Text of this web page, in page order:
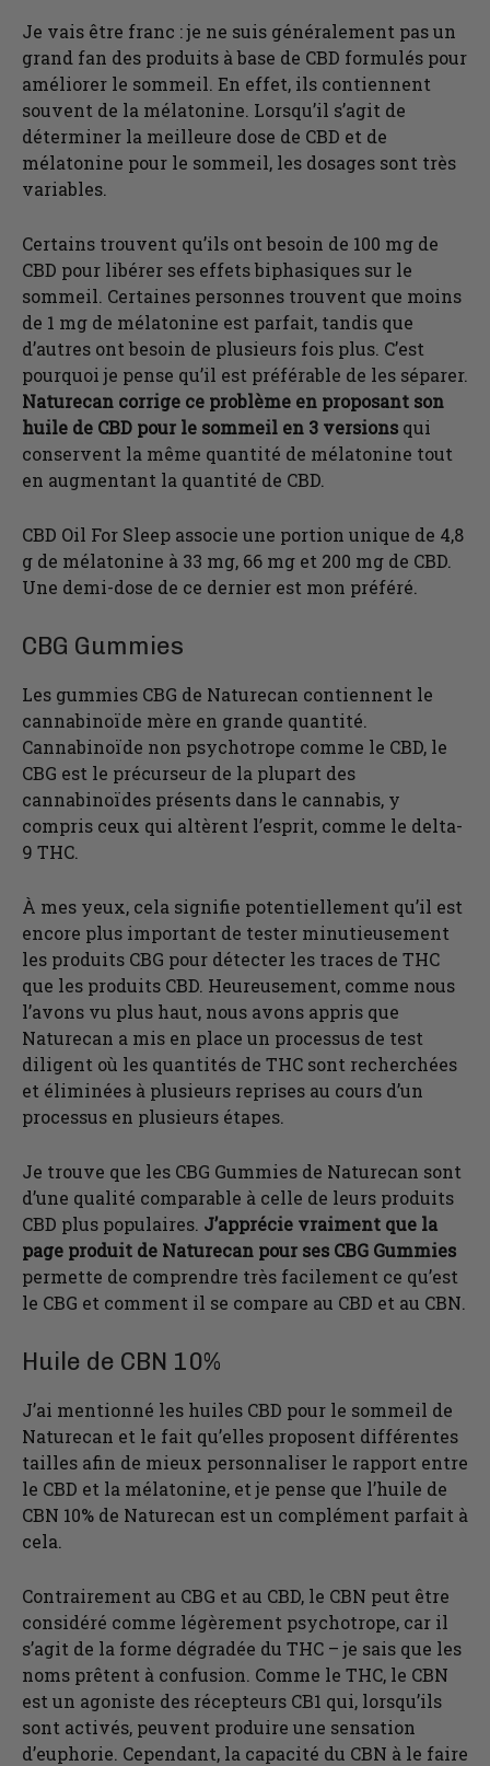
Je vais être franc : je ne suis généralement pas un
grand fan des produits à base de CBD formulés pour
améliorer le sommeil. En effet, ils contiennent
souvent de la mélatonine. Lorsqu’il s’agit de
déterminer la meilleure dose de CBD et de
mélatonine pour le sommeil, les dosages sont très
variables.
Certains trouvent qu’ils ont besoin de 100 mg de
CBD pour libérer ses effets biphasiques sur le
sommeil. Certaines personnes trouvent que moins
de 1 mg de mélatonine est parfait, tandis que
d’autres ont besoin de plusieurs fois plus. C’est
pourquoi je pense qu’il est préférable de les séparer.
Naturecan corrige ce problème en proposant son
huile de CBD pour le sommeil en 3 versions qui
conservent la même quantité de mélatonine tout
en augmentant la quantité de CBD.
CBD Oil For Sleep associe une portion unique de 4,8
g de mélatonine à 33 mg, 66 mg et 200 mg de CBD.
Une demi-dose de ce dernier est mon préféré.
CBG Gummies
Les gummies CBG de Naturecan contiennent le
cannabinoïde mère en grande quantité.
Cannabinoïde non psychotrope comme le CBD, le
CBG est le précurseur de la plupart des
cannabinoïdes présents dans le cannabis, y
compris ceux qui altèrent l’esprit, comme le delta-
9 THC.
À mes yeux, cela signifie potentiellement qu’il est
encore plus important de tester minutieusement
les produits CBG pour détecter les traces de THC
que les produits CBD. Heureusement, comme nous
l’avons vu plus haut, nous avons appris que
Naturecan a mis en place un processus de test
diligent où les quantités de THC sont recherchées
et éliminées à plusieurs reprises au cours d’un
processus en plusieurs étapes.
Je trouve que les CBG Gummies de Naturecan sont
d’une qualité comparable à celle de leurs produits
CBD plus populaires. J’apprécie vraiment que la
page produit de Naturecan pour ses CBG Gummies
permette de comprendre très facilement ce qu’est
le CBG et comment il se compare au CBD et au CBN.
Huile de CBN 10%
J’ai mentionné les huiles CBD pour le sommeil de
Naturecan et le fait qu’elles proposent différentes
tailles afin de mieux personnaliser le rapport entre
le CBD et la mélatonine, et je pense que l’huile de
CBN 10% de Naturecan est un complément parfait à
cela.
Contrairement au CBG et au CBD, le CBN peut être
considéré comme légèrement psychotrope, car il
s’agit de la forme dégradée du THC – je sais que les
noms prêtent à confusion. Comme le THC, le CBN
est un agoniste des récepteurs CB1 qui, lorsqu’ils
sont activés, peuvent produire une sensation
d’euphorie. Cependant, la capacité du CBN à le faire